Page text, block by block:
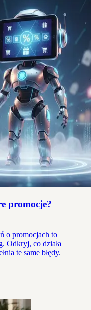
promocje?
o promocjach to
Odkryj, co działa
te same błędy.